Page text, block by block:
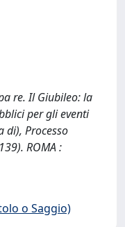
re. Il Giubileo: la
per gli eventi
di), Processo
ROMA :
o Saggio)